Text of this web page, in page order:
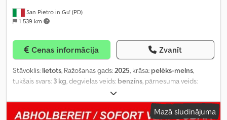
San Pietro in Gu' (PD)
1 539 km
Cenas informācija Zvanīt
Stāvoklis: lietots, Ražošanas gads:2025, krāsa: pelēks-melns,
tukšais svars: 3 kg, degvielas veids: benzīns, pārnesuma veids:
Mazā sludinājuma